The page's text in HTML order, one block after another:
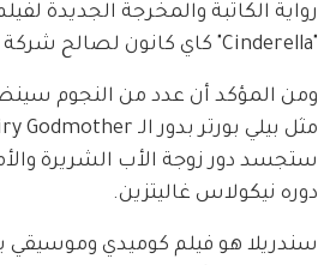
رواية الكاتبة والمخرجة الجديدة
"Cinderella" كاي كانون لصالح شركة Sony Pictures.
ومن المؤكد أن عدد من النجوم
ستجسد دور زوجة الأب الشريرة
دوره نيكولاس غاليتزين.
سندريلا هو فيلم كوميدي